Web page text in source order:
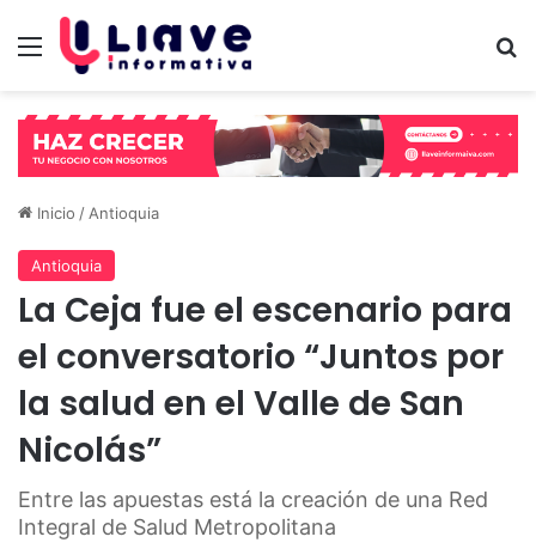
Menú
Inicio / Antioquia
Antioquia
La Ceja fue el escenario para
el conversatorio “Juntos por
la salud en el Valle de San
Nicolás”
Entre las apuestas está la creación de una Red
Integral de Salud Metropolitana